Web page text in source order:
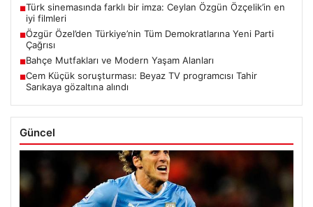
■Türk sinemasında farklı bir imza: Ceylan Özgün Özçelik’in en
iyi filmleri
■Özgür Özel’den Türkiye’nin Tüm Demokratlarına Yeni Parti
Çağrısı
■Bahçe Mutfakları ve Modern Yaşam Alanları
■Cem Küçük soruşturması: Beyaz TV programcısı Tahir
Sarıkaya gözaltına alındı
Güncel